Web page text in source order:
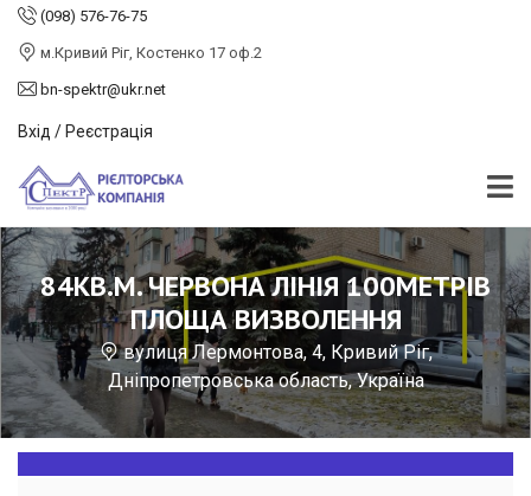
(098) 576-76-75
м.Кривий Ріг, Костенко 17 оф.2
bn-spektr@ukr.net
Вхід / Реєстрація
84КВ.М. ЧЕРВОНА ЛІНІЯ 100МЕТРІВ
ПЛОЩА ВИЗВОЛЕННЯ
вулиця Лермонтова, 4, Кривий Ріг,
Дніпропетровська область, Україна